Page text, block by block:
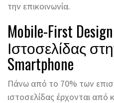
την επικοινωνία.
Mobile-First
Ιστοσελίδας
Smartphone
Πάνω από το 70% των
ιστοσελίδας έρχονται από